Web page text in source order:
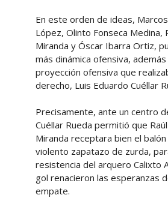
En este orden de ideas,
López, Olinto Fonseca Medina,
Miranda y Óscar Ibarra Ortiz,
más dinámica ofensiva,
proyección ofensiva que
derecho, Luis Eduardo Cuéllar
Precisamente, ante un centro
Cuéllar Rueda permitió que
Miranda receptara bien el
violento zapatazo de zurda,
resistencia del arquero Calixto
gol renacieron las esperanzas
empate.